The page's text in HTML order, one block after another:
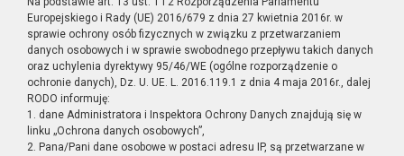
Europejskiego i Rady (UE) 2016/679 z dnia 27 kwietnia 2016r. w
sprawie ochrony osób fizycznych w związku z przetwarzaniem
danych osobowych i w sprawie swobodnego przepływu takich danych
oraz uchylenia dyrektywy 95/46/WE (ogólne rozporządzenie o
ochronie danych), Dz. U. UE. L. 2016.119.1 z dnia 4 maja 2016r., dalej
RODO informuję:
1. dane Administratora i Inspektora Ochrony Danych znajdują się w
linku „Ochrona danych osobowych”,
2. Pana/Pani dane osobowe w postaci adresu IP, są przetwarzane w